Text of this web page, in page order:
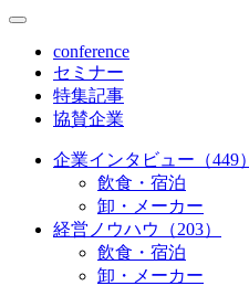
conference
セミナー
特集記事
協賛企業
企業インタビュー（449）
飲食・宿泊
卸・メーカー
経営ノウハウ（203）
飲食・宿泊
卸・メーカー